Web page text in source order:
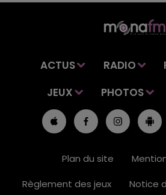
ACTUS RADIO
JEUX
PHOTOS
Plan du site
Règlement des jeux
Notice